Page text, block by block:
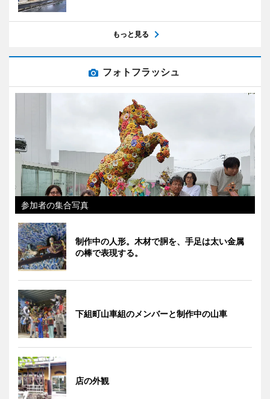
もっと見る
フォトフラッシュ
参加者の集合写真
制作中の人形。木材で胴を、手足は太い金属
の棒で表現する。
下組町山車組のメンバーと制作中の山車
店の外観